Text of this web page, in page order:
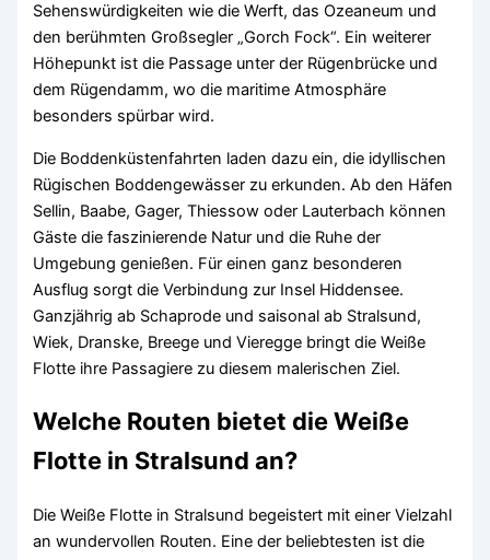
Sehenswürdigkeiten wie die Werft, das Ozeaneum und
den berühmten Großsegler „Gorch Fock“. Ein weiterer
Höhepunkt ist die Passage unter der Rügenbrücke und
dem Rügendamm, wo die maritime Atmosphäre
besonders spürbar wird.
Die Boddenküstenfahrten laden dazu ein, die idyllischen
Rügischen Boddengewässer zu erkunden. Ab den Häfen
Sellin, Baabe, Gager, Thiessow oder Lauterbach können
Gäste die faszinierende Natur und die Ruhe der
Umgebung genießen. Für einen ganz besonderen
Ausflug sorgt die Verbindung zur Insel Hiddensee.
Ganzjährig ab Schaprode und saisonal ab Stralsund,
Wiek, Dranske, Breege und Vieregge bringt die Weiße
Flotte ihre Passagiere zu diesem malerischen Ziel.
Welche Routen bietet die Weiße
Flotte in Stralsund an?
Die Weiße Flotte in Stralsund begeistert mit einer Vielzahl
an wundervollen Routen. Eine der beliebtesten ist die